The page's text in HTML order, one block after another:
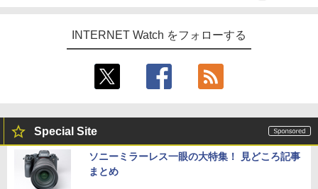
INTERNET Watch をフォローする
Special Site
ソニーミラーレス一眼の大特集！ 見どころ記事
まとめ